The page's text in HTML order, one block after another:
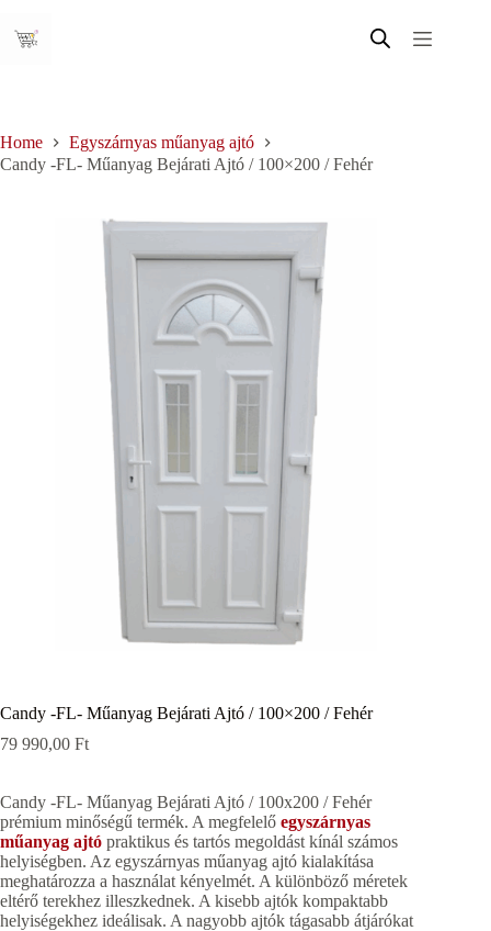
content
Home
Egyszárnyas műanyag ajtó
Candy -FL- Műanyag Bejárati Ajtó / 100×200 / Fehér
Candy -FL- Műanyag Bejárati Ajtó / 100×200 / Fehér
79 990,00 Ft
Candy -FL- Műanyag Bejárati Ajtó / 100x200 / Fehér
prémium minőségű termék. A megfelelő egyszárnyas
műanyag ajtó praktikus és tartós megoldást kínál számos
helyiségben. Az egyszárnyas műanyag ajtó kialakítása
meghatározza a használat kényelmét. A különböző méretek
eltérő terekhez illeszkednek. A kisebb ajtók kompaktabb
helyiségekhez ideálisak. A nagyobb ajtók tágasabb átjárókat